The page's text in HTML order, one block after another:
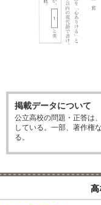
掲載データについて
公立高校の問題・正答は
している。一部、著作権
る。